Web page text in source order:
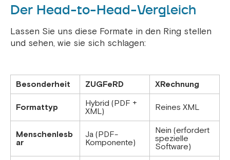
Der Head-to-Head-Vergleich
Lassen Sie uns diese Formate in den Ring stellen
und sehen, wie sie sich schlagen:
Besonderheit ZUGFeRD XRechnung
Formattyp
Hybrid (PDF +
XML)
Reines XML
Menschenlesb
ar
Ja (PDF-
Komponente)
Nein (erfordert
spezielle
Software)